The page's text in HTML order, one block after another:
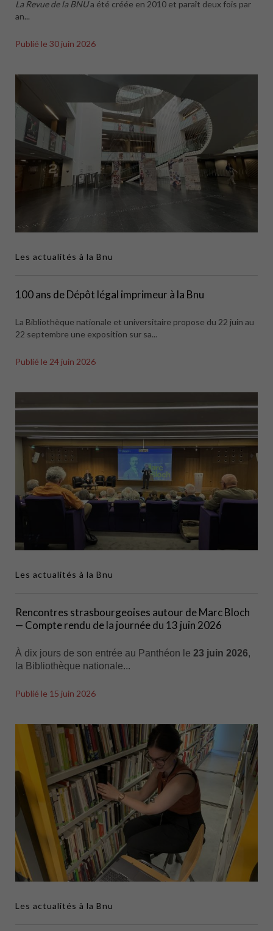
La Revue de la BNUa été créée en 2010 et paraît deux fois par
an...
Publié le 30 juin 2026
Les actualités à la Bnu
100 ans de Dépôt légal imprimeur à la Bnu
La Bibliothèque nationale et universitaire propose du 22 juin au
22 septembre une exposition sur sa...
Publié le 24 juin 2026
Les actualités à la Bnu
Rencontres strasbourgeoises autour de Marc Bloch
— Compte rendu de la journée du 13 juin 2026
À dix jours de son entrée au Panthéon le 23 juin 2026,
la Bibliothèque nationale...
Publié le 15 juin 2026
Les actualités à la Bnu